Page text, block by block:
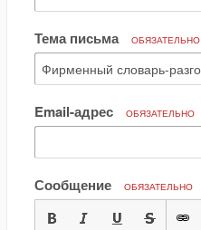
Тема письма ОБЯЗАТЕЛЬНО
Email-адрес ОБЯЗАТЕЛЬНО
Сообщение ОБЯЗАТЕЛЬНО